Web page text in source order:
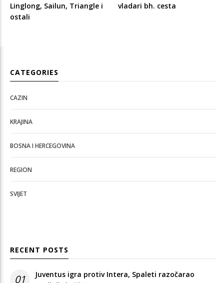
Linglong, Sailun, Triangle i
ostali
vladari bh. cesta
CATEGORIES
CAZIN
KRAJINA
BOSNA I HERCEGOVINA
REGION
SVIJET
RECENT POSTS
01
Juventus igra protiv Intera, Spaleti razočarao